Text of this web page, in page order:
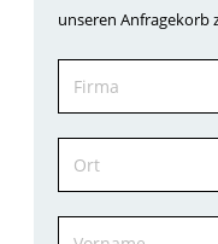
unseren Anfragekorb